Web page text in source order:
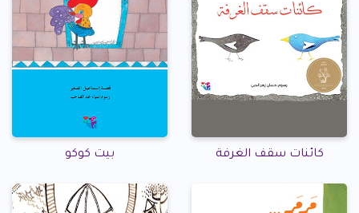
كائنات سقف الغرفة بيت كوكو